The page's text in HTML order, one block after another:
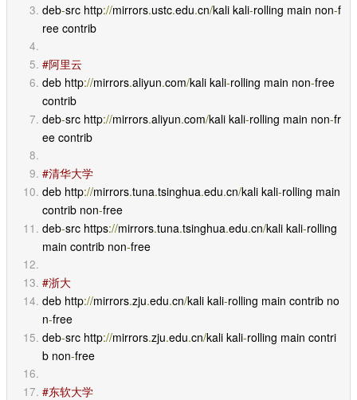
deb-src http://mirrors.ustc.edu.cn/kali kali-rolling main non-f
ree contrib
#阿里云
deb http://mirrors.aliyun.com/kali kali-rolling main non-free
contrib
deb-src http://mirrors.aliyun.com/kali kali-rolling main non-fr
ee contrib
#清华大学
deb http://mirrors.tuna.tsinghua.edu.cn/kali kali-rolling main
contrib non-free
deb-src https://mirrors.tuna.tsinghua.edu.cn/kali kali-rolling
main contrib non-free
#浙大
deb http://mirrors.zju.edu.cn/kali kali-rolling main contrib no
n-free
deb-src http://mirrors.zju.edu.cn/kali kali-rolling main contri
b non-free
#东软大学